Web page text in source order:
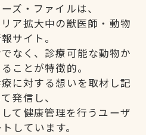
ズ・ファイルは、
ア拡大中の獣医師・動物
サイト。
なく、診療可能な動物か
ことが特徴的。
に対する想いを取材し記
発信し、
て健康管理を行うユーザ
しています。